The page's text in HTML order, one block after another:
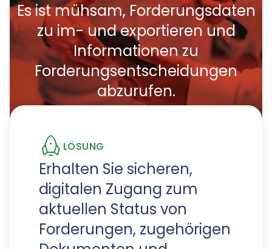
Es ist mühsam, Forderungsdaten
zu im- und exportieren und
Informationen zu
Forderungsentscheidungen
abzurufen.
LÖSUNG
Erhalten Sie sicheren,
digitalen Zugang zum
aktuellen Status von
Forderungen, zugehörigen